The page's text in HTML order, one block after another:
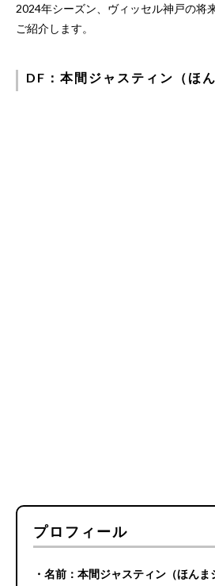
2024年シーズン、ヴィッセル神戸の将
ご紹介します。
DF：本間ジャスティン（ほ
プロフィール
・名前：本間ジャスティン（ほんま